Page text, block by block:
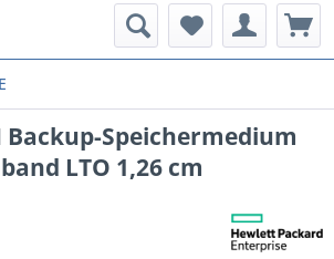
Backup-Speichermedium
LTO 1,26 cm